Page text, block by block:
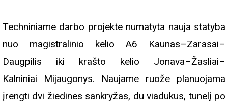
Techniniame darbo projekte numatyta nauja statyba
nuo magistralinio kelio A6 Kaunas–Zarasai–
Daugpilis iki krašto kelio Jonava–Žasliai–
Kalniniai Mijaugonys. Naujame ruože planuojama
įrengti dvi žiedines sankryžas, du viadukus, tunelį po